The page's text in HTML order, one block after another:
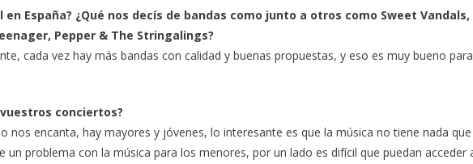
España? ¿Qué nos decís de bandas como junto a otros como Sweet Vandals,
Pepper & The Stringalings?
cada vez hay más bandas con calidad y buenas propuestas, y eso es muy bueno para
conciertos?
nos encanta, hay mayores y jóvenes, lo interesante es que la música no tiene nada que
un problema con la música para los menores, por un lado es difícil que puedan acceder